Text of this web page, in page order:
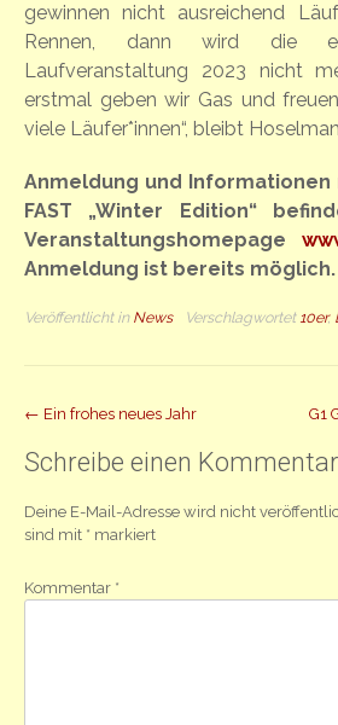
gewinnen nicht ausreichend
Rennen, dann wird die
Laufveranstaltung 2023 nicht
erstmal geben wir Gas und
viele Läufer*innen“, bleibt
Anmeldung und Informationen
FAST „Winter Edition“
Veranstaltungshomepage
Anmeldung ist bereits möglich.
Veröffentlicht in News Verschlagwortet 10er,
Beitrag
Navigation
← Ein frohes neues Jahr G1
Schreibe einen Kommentar
Deine E-Mail-Adresse wird nicht
sind mit * markiert
Kommentar *